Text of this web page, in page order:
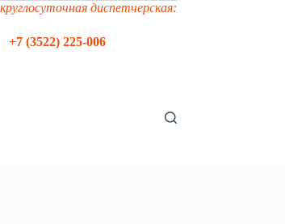
диспетчерская:
+7 (3522) 225-006